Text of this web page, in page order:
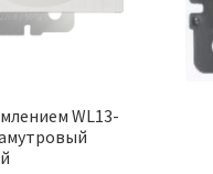
WL13-